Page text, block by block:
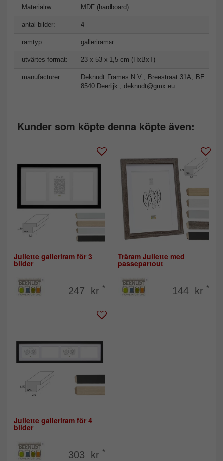
Materialrw: MDF (hardboard)
antal bilder: 4
ramtyp: galleriramar
utvärtes format: 23 x 53 x 1,5 cm (HxBxT)
manufacturer:
Deknudt Frames N.V., Breestraat 31A, BE
8540 Deerlijk , deknudt@gmx.eu
Kunder som köpte denna köpte även:
Juliette galleriram för 3
bilder
247 kr *
Träram Juliette med
passepartout
144 kr *
Juliette galleriram för 4
bilder
303 kr *